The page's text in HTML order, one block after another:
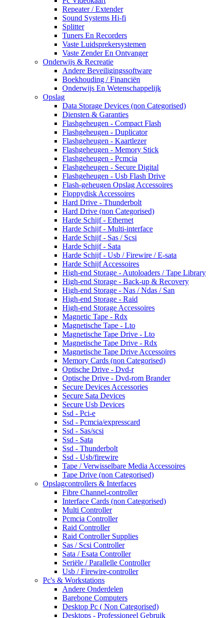
Repeater / Extender
Sound Systems Hi-fi
Splitter
Tuners En Recorders
Vaste Luidsprekersystemen
Vaste Zender En Ontvanger
Onderwijs & Recreatie
Andere Beveiligingssoftware
Boekhouding / Financiën
Onderwijs En Wetenschappelijk
Opslag
Data Storage Devices (non Categorised)
Diensten & Garanties
Flashgeheugen - Compact Flash
Flashgeheugen - Duplicator
Flashgeheugen - Kaartlezer
Flashgeheugen - Memory Stick
Flashgeheugen - Pcmcia
Flashgeheugen - Secure Digital
Flashgeheugen - Usb Flash Drive
Flash-geheugen Opslag Accessoires
Floppydisk Accessoires
Hard Drive - Thunderbolt
Hard Drive (non Categorised)
Harde Schijf - Ethernet
Harde Schijf - Multi-interface
Harde Schijf - Sas / Scsi
Harde Schijf - Sata
Harde Schijf - Usb / Firewire / E-sata
Harde Schijf Accessoires
High-end Storage - Autoloaders / Tape Library
High-end Storage - Back-up & Recovery
High-end Storage - Nas / Ndas / San
High-end Storage - Raid
High-end Storage Accessoires
Magnetic Tape - Rdx
Magnetische Tape - Lto
Magnetische Tape Drive - Lto
Magnetische Tape Drive - Rdx
Magnetische Tape Drive Accessoires
Memory Cards (non Categorised)
Optische Drive - Dvd-r
Optische Drive - Dvd-rom Brander
Secure Devices Accessories
Secure Sata Devices
Secure Usb Devices
Ssd - Pci-e
Ssd - Pcmcia/expresscard
Ssd - Sas/scsi
Ssd - Sata
Ssd - Thunderbolt
Ssd - Usb/firewire
Tape / Verwisselbare Media Accessoires
Tape Drive (non Categorised)
Opslagcontrollers & Interfaces
Fibre Channel-controller
Interface Cards (non Categorised)
Multi Controller
Pcmcia Controller
Raid Controller
Raid Controller Supplies
Sas / Scsi Controller
Sata / Esata Controller
Seriële / Parallelle Controller
Usb / Firewire-controller
Pc's & Workstations
Andere Onderdelen
Barebone Computers
Desktop Pc ( Non Categorised)
Desktops - Professioneel Gebruik